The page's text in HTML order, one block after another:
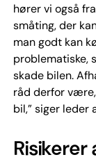
hører vi også
småting, der
man godt kan
problematiske,
skade bilen.
råd derfor
bil,” siger leder